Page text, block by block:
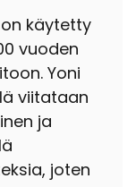
käytetty
vuoden
Yoni
viitataan
ja
joten